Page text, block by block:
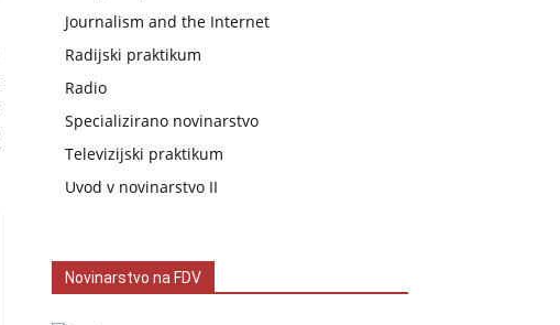
Journalism and the Internet
Radijski praktikum
Radio
Specializirano novinarstvo
Televizijski praktikum
Uvod v novinarstvo II
Novinarstvo na FDV